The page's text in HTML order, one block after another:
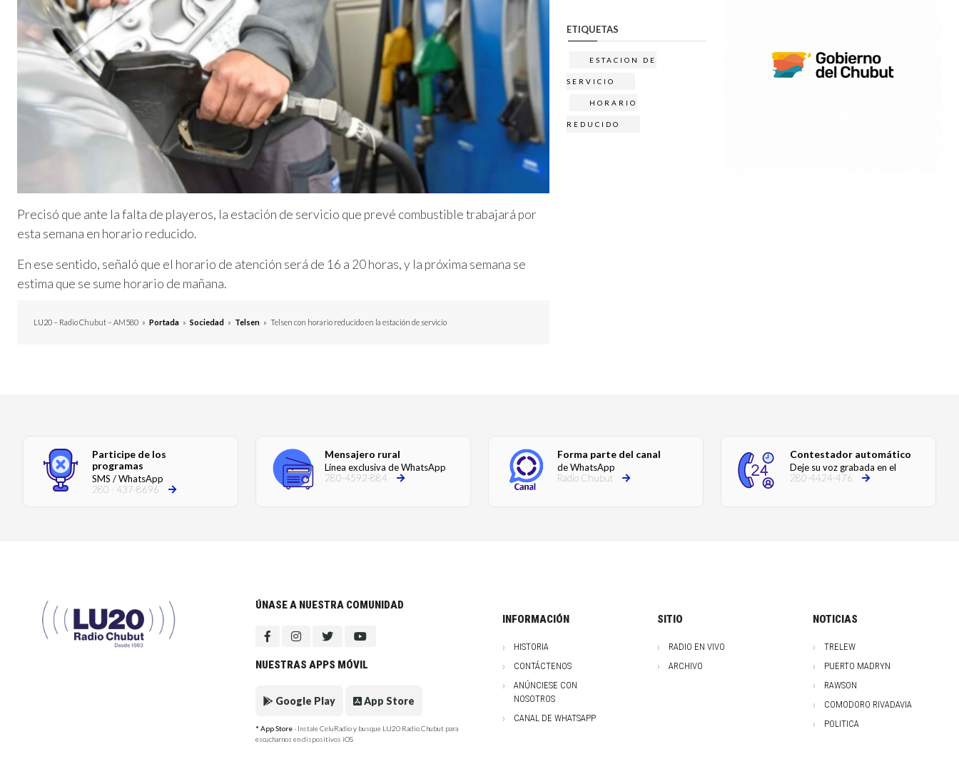
Precisó que ante la falta de playeros, la estación de servicio que prevé combustible trabajará por
esta semana en horario reducido.
En ese sentido, señaló que el horario de atención será de 16 a 20 horas, y la próxima semana se
estima que se sume horario de mañana.
LU20 – Radio Chubut – AM580 » Portada » Sociedad » Telsen » Telsen con horario reducido en la estación de servicio
ETIQUETAS
ESTACION DE
SERVICIO
HORARIO
REDUCIDO
Participe de los
programas
SMS / WhatsApp
280 - 437-8696
Mensajero rural
Línea exclusiva de WhatsApp
280-4592-884
Forma parte del canal
de WhatsApp
Radio Chubut
Contestador automático
Deje su voz grabada en el
280-4424-476
ÚNASE A NUESTRA COMUNIDAD
NUESTRAS APPS MÓVIL
Google Play App Store
* App Store- Instale CeluRadio y busque LU20 Radio Chubut para
escucharnos en dispositivos iOS
INFORMACIÓN
HISTORIA
CONTÁCTENOS
ANÚNCIESE CON
NOSOTROS
CANAL DE WHATSAPP
SITIO
RADIO EN VIVO
ARCHIVO
NOTICIAS
TRELEW
PUERTO MADRYN
RAWSON
COMODORO RIVADAVIA
POLITICA